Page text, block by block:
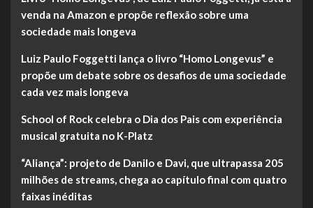
venda na Amazon e propõe reflexão sobre uma
sociedade mais longeva
Luiz Paulo Foggetti lança o livro “Homo Longevus” e
propõe um debate sobre os desafios de uma sociedade
cada vez mais longeva
School of Rock celebra o Dia dos Pais com experiência
musical gratuita no K-Platz
“Aliança”: projeto de Danilo e Davi, que ultrapassa 205
milhões de streams, chega ao capítulo final com quatro
faixas inéditas